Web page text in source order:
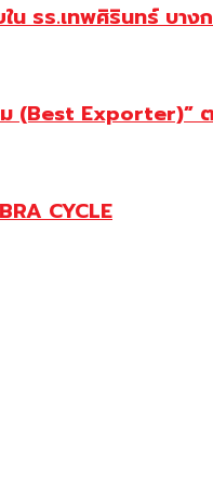
รร.เทพศิรินทร์ บาง
(Best Exporter)”
CYCLE